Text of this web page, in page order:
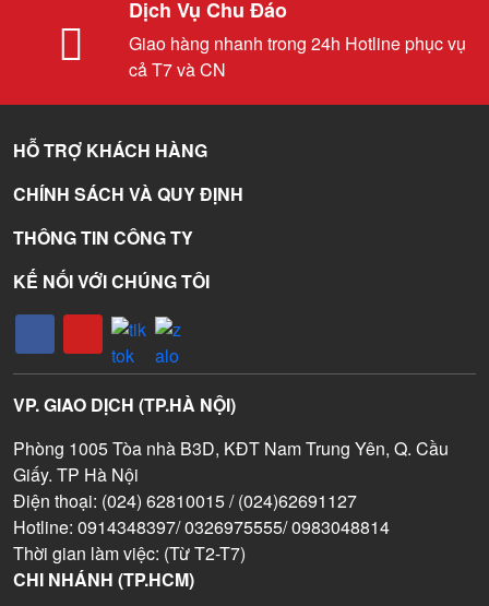
Dịch Vụ Chu Đáo
Giao hàng nhanh trong 24h Hotline phục vụ
cả T7 và CN
HỖ TRỢ KHÁCH HÀNG
CHÍNH SÁCH VÀ QUY ĐỊNH
THÔNG TIN CÔNG TY
KẾ NỐI VỚI CHÚNG TÔI
VP. GIAO DỊCH (TP.HÀ NỘI)
Phòng 1005 Tòa nhà B3D, KĐT Nam Trung Yên, Q. Cầu
Giấy. TP Hà Nội
Điện thoại: (024) 62810015 / (024)62691127
Hotline: 0914348397/ 0326975555/ 0983048814
Thời gian làm việc: (Từ T2-T7)
CHI NHÁNH (TP.HCM)